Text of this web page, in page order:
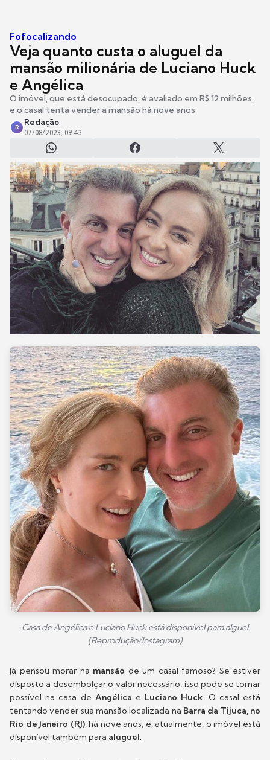
Fofocalizando
Veja quanto custa o aluguel da
mansão milionária de Luciano Huck
e Angélica
O imóvel, que está desocupado, é avaliado em R$ 12 milhões,
e o casal tenta vender a mansão há nove anos
R
Redação
07/08/2023, 09:43
Casa de Angélica e Luciano Huck está disponível para alguel
(Reprodução/Instagram)
Já pensou morar na mansão de um casal famoso? Se estiver
disposto a desembolçar o valor necessário, isso pode se tornar
possível na casa de Angélica e Luciano Huck. O casal está
tentando vender sua mansão localizada na Barra da Tijuca, no
Rio de Janeiro (RJ), há nove anos, e, atualmente, o imóvel está
disponível também para aluguel.